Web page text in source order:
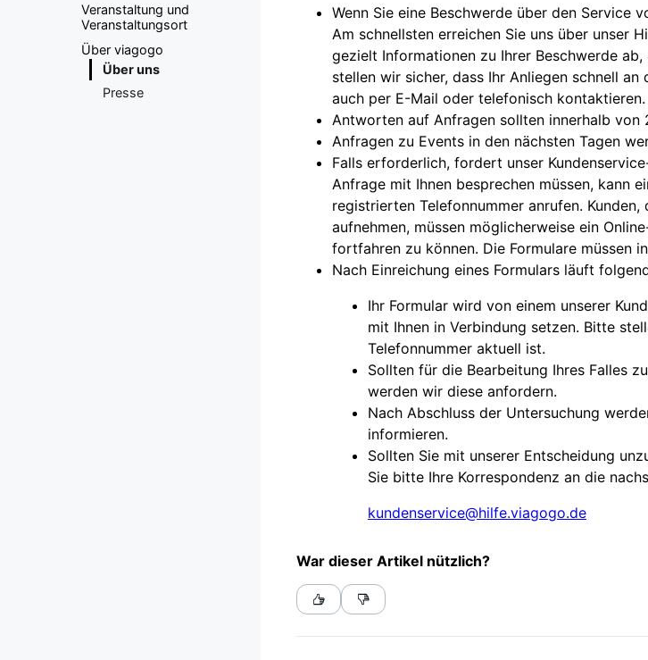
Veranstaltung und
Veranstaltungsort
Über viagogo
Über uns
Presse
Wenn Sie eine Beschwerde über den Service
Am schnellsten erreichen Sie uns über unser
gezielt Informationen zu Ihrer Beschwerde
stellen wir sicher, dass Ihr Anliegen schnell
auch per E-Mail oder telefonisch
Antworten auf Anfragen sollten innerhalb von
Anfragen zu Events in den nächsten Tagen
Falls erforderlich, fordert unser
Anfrage mit Ihnen besprechen müssen, kann
registrierten Telefonnummer anrufen.
aufnehmen, müssen möglicherweise ein
fortfahren zu können. Die Formulare müssen
Nach Einreichung eines Formulars läuft
Ihr Formular wird von einem unserer
mit Ihnen in Verbindung setzen. Bitte
Telefonnummer aktuell ist.
Sollten für die Bearbeitung Ihres Falles
werden wir diese anfordern.
Nach Abschluss der Untersuchung
informieren.
Sollten Sie mit unserer Entscheidung
Sie bitte Ihre Korrespondenz an die
kundenservice@hilfe.viagogo.de
War dieser Artikel nützlich?